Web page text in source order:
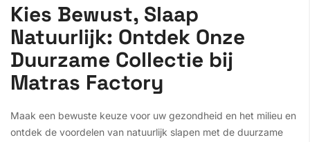
Kies Bewust, Slaap
Natuurlijk: Ontdek Onze
Duurzame Collectie bij
Matras Factory
Maak een bewuste keuze voor uw gezondheid en het milieu en
ontdek de voordelen van natuurlijk slapen met de duurzame